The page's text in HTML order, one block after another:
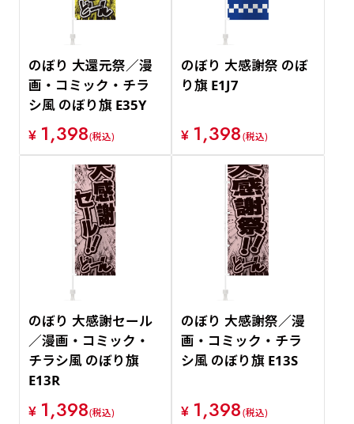
のぼり 大還元祭／漫
画・コミック・チラ
シ風 のぼり旗 E35Y
¥ 1,398(税込)
のぼり 大感謝祭 のぼ
り旗 E1J7
¥ 1,398(税込)
のぼり 大感謝セール
／漫画・コミック・
チラシ風 のぼり旗
E13R
¥ 1,398(税込)
のぼり 大感謝祭／漫
画・コミック・チラ
シ風 のぼり旗 E13S
¥ 1,398(税込)